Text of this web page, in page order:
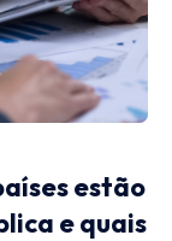
estão
e quais